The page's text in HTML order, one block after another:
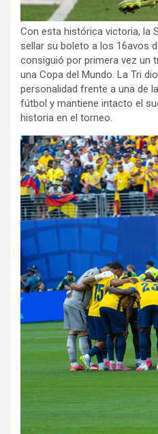
Con esta histórica victoria, la
sellar su boleto a los 16avos
consiguió por primera vez un
una Copa del Mundo. La Tri
personalidad frente a una de
fútbol y mantiene intacto el
historia en el torneo.